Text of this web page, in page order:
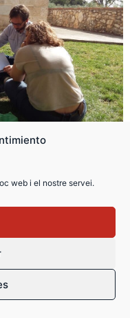
web i el nostre servei.